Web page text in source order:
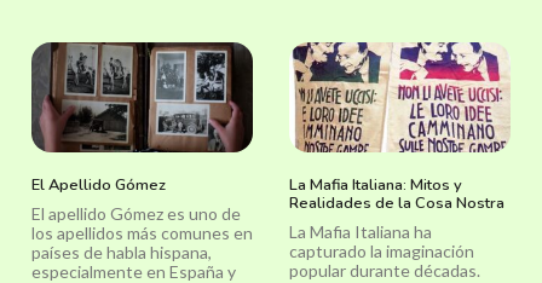
El Apellido Gómez
El apellido Gómez es uno de
los apellidos más comunes en
países de habla hispana,
especialmente en España y
La Mafia Italiana: Mitos y
Realidades de la Cosa Nostra
La Mafia Italiana ha
capturado la imaginación
popular durante décadas.